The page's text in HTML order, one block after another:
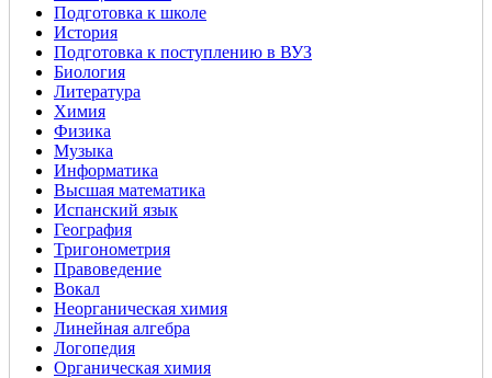
Подготовка к школе
История
Подготовка к поступлению в ВУЗ
Биология
Литература
Химия
Физика
Музыка
Информатика
Высшая математика
Испанский язык
География
Тригонометрия
Правоведение
Вокал
Неорганическая химия
Линейная алгебра
Логопедия
Органическая химия